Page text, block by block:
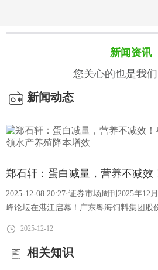
客户案例
新闻资讯
您关心的也是我
新闻动态
郑石轩：蛋白减量，营养不减效
略引领水产养殖降本增效
2025-12-08 20:27·证券市场周刊2025年12
峰论坛在湛江启幕！广东粤海饲料集团股
2025-12-12
相关知识
饲料的质量标准有哪些？
我国饲料质量标准以强制性国家标
流程的体系，···
猪饲料的选购？
猪饲料的选购直接影响生猪生长效